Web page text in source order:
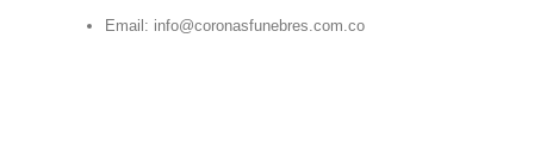
Email: info@coronasfunebres.com.co